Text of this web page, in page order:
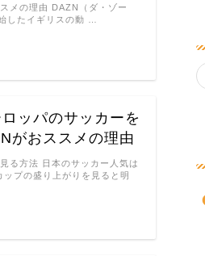
メの理由 DAZN（ダ・ゾー
したイギリスの動 …
ッパのサッカーを
がおススメの理由
る方法 日本のサッカー人気は
プの盛り上がりを見ると明